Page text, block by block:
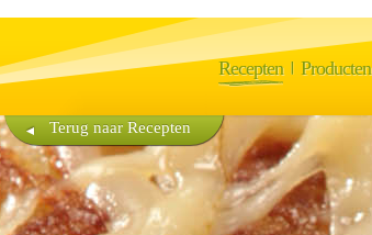
Recepten Producten
Terug naar Recepten